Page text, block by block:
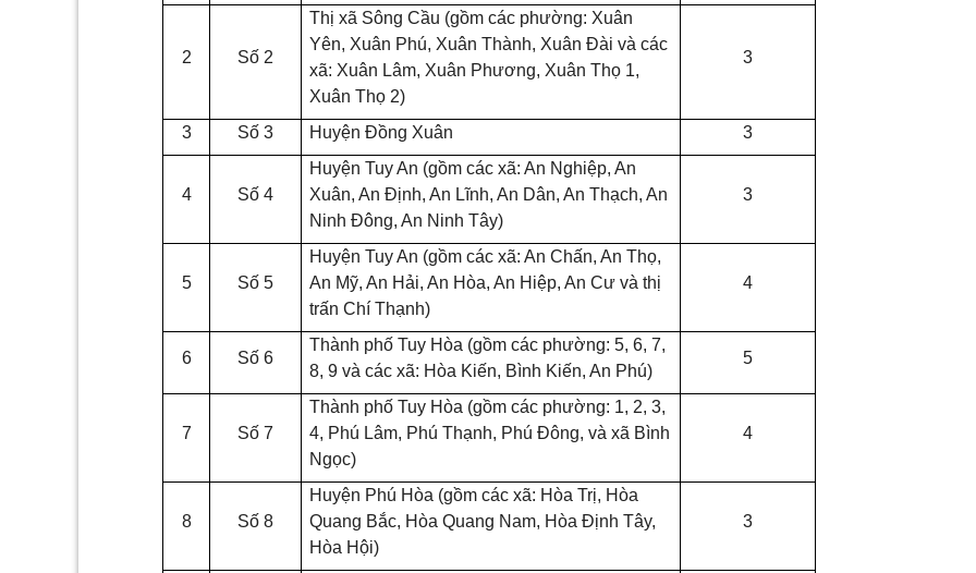
2 Số 2
Thị xã Sông Cầu (gồm các phường: Xuân
Yên, Xuân Phú, Xuân Thành, Xuân Đài và các
xã: Xuân Lâm, Xuân Phương, Xuân Thọ 1,
Xuân Thọ 2)
3
3 Số 3 Huyện Đồng Xuân 3
4 Số 4
Huyện Tuy An (gồm các xã: An Nghiệp, An
Xuân, An Định, An Lĩnh, An Dân, An Thạch, An
Ninh Đông, An Ninh Tây)
3
5 Số 5
Huyện Tuy An (gồm các xã: An Chấn, An Thọ,
An Mỹ, An Hải, An Hòa, An Hiệp, An Cư và thị
trấn Chí Thạnh)
4
6 Số 6
Thành phố Tuy Hòa (gồm các phường: 5, 6, 7,
8, 9 và các xã: Hòa Kiến, Bình Kiến, An Phú)
5
7 Số 7
Thành phố Tuy Hòa (gồm các phường: 1, 2, 3,
4, Phú Lâm, Phú Thạnh, Phú Đông, và xã Bình
Ngọc)
4
8 Số 8
Huyện Phú Hòa (gồm các xã: Hòa Trị, Hòa
Quang Bắc, Hòa Quang Nam, Hòa Định Tây,
Hòa Hội)
3